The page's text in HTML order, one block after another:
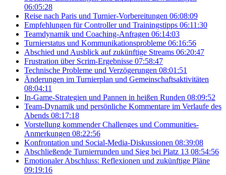
06:05:28
Reise nach Paris und Turnier-Vorbereitungen 06:08:09
Empfehlungen für Controller und Trainingstipps 06:11:30
Teamdynamik und Coaching-Anfragen 06:14:03
Turnierstatus und Kommunikationsprobleme 06:16:56
Abschied und Ausblick auf zukünftige Streams 06:20:47
Frustration über Scrim-Ergebnisse 07:58:47
Technische Probleme und Verzögerungen 08:01:51
Änderungen im Turnierplan und Gemeinschaftsaktivitäten
08:04:11
In-Game-Strategien und Pannen in heißen Runden 08:09:52
Team-Dynamik und persönliche Kommentare im Verlaufe des
Abends 08:17:18
Vorstellung kommender Challenges und Communities-
Anmerkungen 08:22:56
Konfrontation und Social-Media-Diskussionen 08:39:08
Abschließende Turnierrunden und Sieg bei Platz 13 08:54:56
Emotionaler Abschluss: Reflexionen und zukünftige Pläne
09:19:16